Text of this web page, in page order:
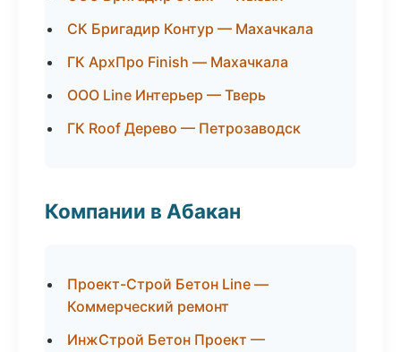
СК Бригадир Контур — Махачкала
ГК АрхПро Finish — Махачкала
ООО Line Интерьер — Тверь
ГК Roof Дерево — Петрозаводск
Компании в Абакан
Проект-Строй Бетон Line —
Коммерческий ремонт
ИнжСтрой Бетон Проект —